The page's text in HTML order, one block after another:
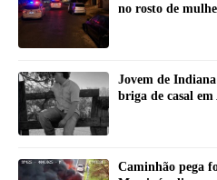
no rosto de
Jovem de
briga de casal
Caminhão pega